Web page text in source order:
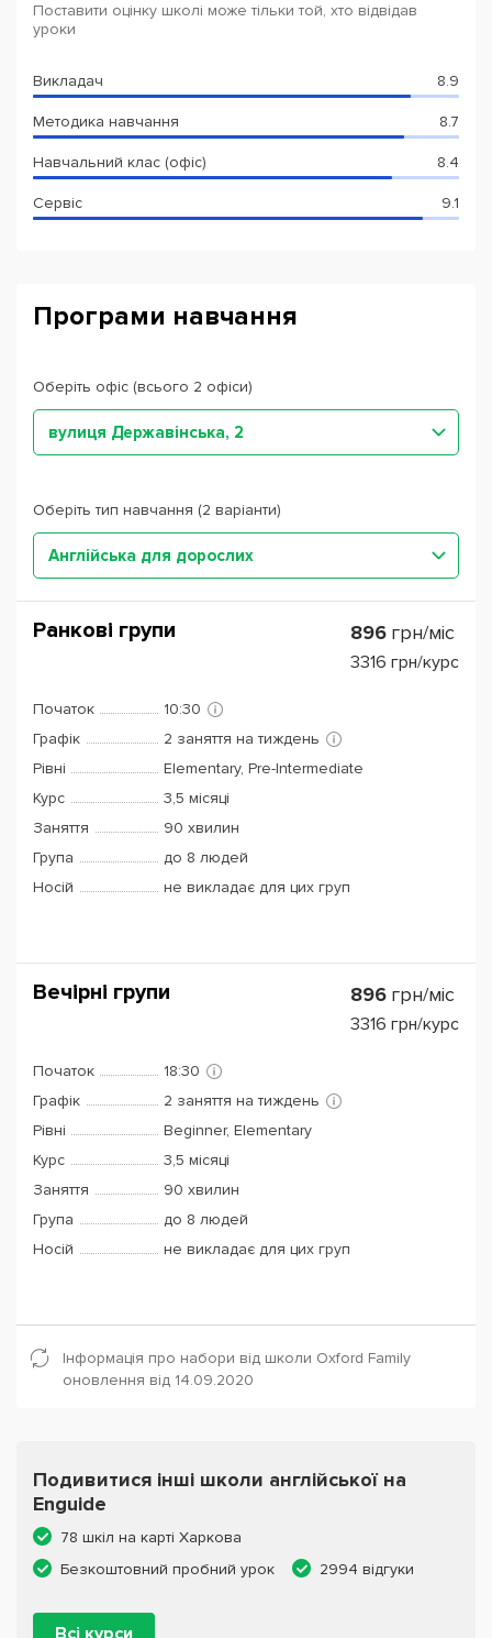
Поставити оцінку школі може тільки той, хто відвідав
уроки
Викладач 8.9
Методика навчання 8.7
Навчальний клас (офіс) 8.4
Сервіс 9.1
Програми навчання
Оберіть офіс (всього 2 офіси)
вулиця Державінська, 2
Оберіть тип навчання (2 варіанти)
Англійська для дорослих
Ранкові групи 896 грн/міс
3316 грн/курс
Початок
10:30
Графік
2 заняття на тиждень
Рівні
Elementary, Pre-Intermediate
Курс
3,5 місяці
Заняття
90 хвилин
Група
до 8 людей
Носій
не викладає для цих груп
Вечірні групи 896 грн/міс
3316 грн/курс
Початок
18:30
Графік
2 заняття на тиждень
Рівні
Beginner, Elementary
Курс
3,5 місяці
Заняття
90 хвилин
Група
до 8 людей
Носій
не викладає для цих груп
Інформація про набори від школи Oxford Family
оновлення від 14.09.2020
Подивитися інші школи англійської на
Enguide
78 шкіл на карті Харкова
Безкоштовний пробний урок
2994 відгуки
Всі курси